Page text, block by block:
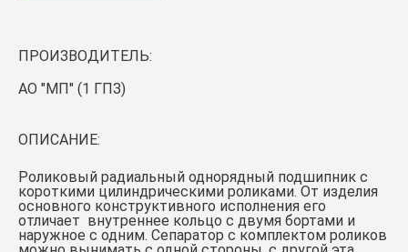
ПРОИЗВОДИТЕЛЬ:
АО "МП" (1 ГПЗ)
ОПИСАНИЕ:
Роликовый радиальный однорядный подшипник с
короткими цилиндрическими роликами. От изделия
основного конструктивного исполнения его
отличает внутреннее кольцо с двумя бортами и
наружное с одним. Сепаратор с комплектом роликов